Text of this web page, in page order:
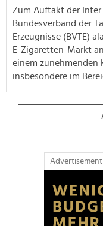
Zum Auftakt der
Bundesverband der
Erzeugnisse (BVTE)
E-Zigaretten-Markt
einem zunehmenden
insbesondere im
Advertisement